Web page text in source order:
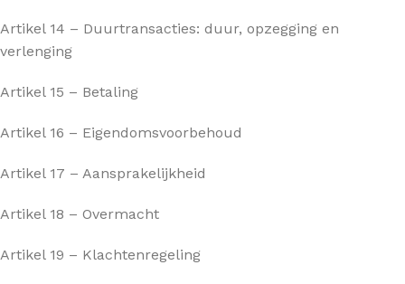
Artikel 14 – Duurtransacties: duur, opzegging en
verlenging
Artikel 15 – Betaling
Artikel 16 – Eigendomsvoorbehoud
Artikel 17 – Aansprakelijkheid
Artikel 18 – Overmacht
Artikel 19 – Klachtenregeling